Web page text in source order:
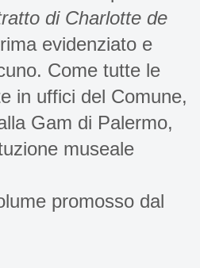
di Charlotte de
evidenziato e
Come tutte le
in uffici del Comune,
Gam di Palermo,
museale
promosso dal